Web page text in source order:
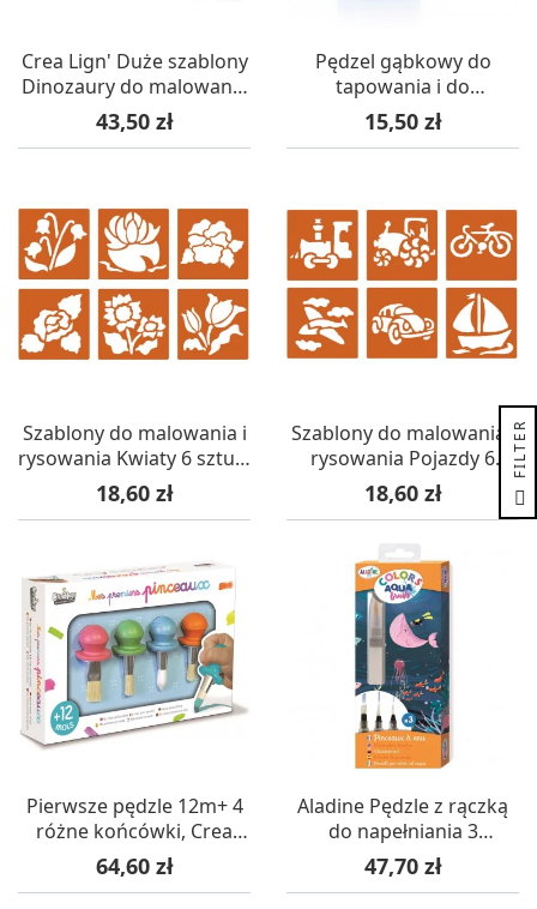
Crea Lign' Duże szablony
Dinozaury do malowania
A4 5 sztuk
Cena
43,50 zł
Pędzel gąbkowy do
tapowania i do
szablonów, Graine
Creative
Cena
15,50 zł
Szablony do malowania i
rysowania Kwiaty 6 sztuk,
Graine Creative
Cena
18,60 zł
Szablony do malowania i
rysowania Pojazdy 6
sztuk, Graine Creative
Cena
18,60 zł
Pierwsze pędzle 12m+ 4
różne końcówki, Crea
Lign'
Cena
64,60 zł
Aladine Pędzle z rączką
do napełniania 3
rozmiary
Cena
47,70 zł
R